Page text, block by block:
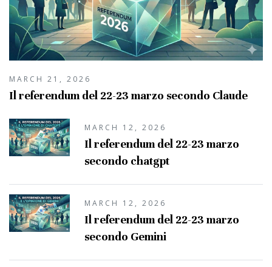
MARCH 21, 2026
Il referendum del 22-23 marzo secondo Claude
MARCH 12, 2026
Il referendum del 22-23 marzo
secondo chatgpt
MARCH 12, 2026
Il referendum del 22-23 marzo
secondo Gemini